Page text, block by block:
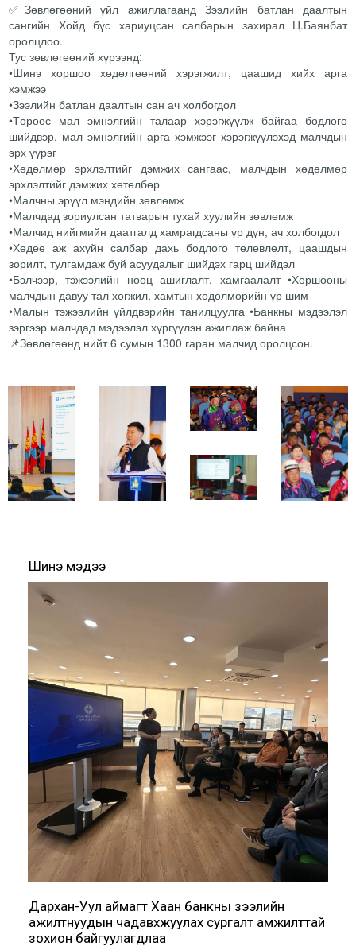
✅Зөвлөгөөний үйл ажиллагаанд Зээлийн батлан даалтын
сангийн Хойд бүс хариуцсан салбарын захирал Ц.Баянбат
оролцлоо.
Тус зөвлөгөөний хүрээнд:
•Шинэ хоршоо хөдөлгөөний хэрэгжилт, цаашид хийх арга
хэмжээ
•Зээлийн батлан даалтын сан ач холбогдол
•Төрөөс мал эмнэлгийн талаар хэрэгжүүлж байгаа бодлого
шийдвэр, мал эмнэлгийн арга хэмжээг хэрэгжүүлэхэд малчдын
эрх үүрэг
•Хөдөлмөр эрхлэлтийг дэмжих сангаас, малчдын хөдөлмөр
эрхлэлтийг дэмжих хөтөлбөр
•Малчны эрүүл мэндийн зөвлөмж
•Малчдад зориулсан татварын тухай хуулийн зөвлөмж
•Малчид нийгмийн даатгалд хамрагдсаны үр дүн, ач холбогдол
•Хөдөө аж ахуйн салбар дахь бодлого төлөвлөлт, цаашдын
зорилт, тулгамдаж буй асуудалыг шийдэх гарц шийдэл
•Бэлчээр, тэжээлийн нөөц ашиглалт, хамгаалалт •Хоршооны
малчдын давуу тал хөгжил, хамтын хөдөлмөрийн үр шим
•Малын тэжээлийн үйлдвэрийн танилцуулга •Банкны мэдээлэл
зэргээр малчдад мэдээлэл хүргүүлэн ажиллаж байна
📌Зөвлөгөөнд нийт 6 сумын 1300 гаран малчид оролцсон.
Шинэ мэдээ
Дархан-Уул аймагт Хаан банкны зээлийн
ажилтнуудын чадавхжуулах сургалт амжилттай
зохион байгуулагдлаа